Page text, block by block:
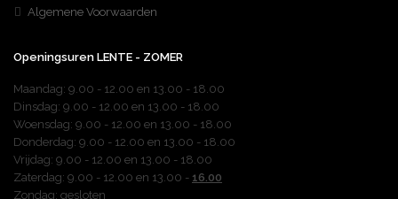
Algemene Voorwaarden
Openingsuren LENTE - ZOMER
Maandag: 9.00 - 12.00 en 13.00 - 18.00
Dinsdag: 9.00 - 12.00 en 13.00 - 18.00
Woensdag: 9.00 - 12.00 en 13.00 - 18.00
Donderdag: 9.00 - 12.00 en 13.00 - 18.00
Vrijdag: 9.00 - 12.00 en 13.00 - 18.00
Zaterdag: 9.00 - 12.00 en 13.00 - 16.00
Zondag: gesloten